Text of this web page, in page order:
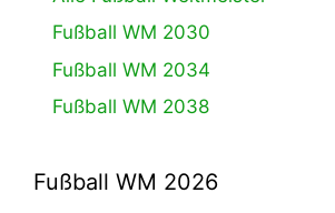
Fußball WM 2030
Fußball WM 2034
Fußball WM 2038
Fußball WM 2026